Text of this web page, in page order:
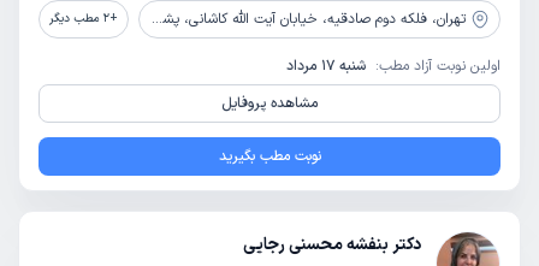
تهران، فلکه دوم صادقیه، خیابان آیت الله کاشانی، پشت بیمارستان ابن سینا، خیابان اعتمادیان، پلاک 28، طبقه دوم ، واحد 9 +
2 مطب دیگر
اولین نوبت آزاد مطب: شنبه 17 مرداد
مشاهده پروفایل
نوبت مطب بگیرید
دکتر بنفشه محسنی رجایی